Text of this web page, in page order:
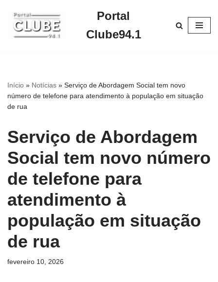
Pular
para
Portal
Clube94.1
Início » Notícias » Serviço de Abordagem Social tem novo
número de telefone para atendimento à população em situação
de rua
Serviço de Abordagem
Social tem novo número
de telefone para
atendimento à
população em situação
de rua
fevereiro 10, 2026